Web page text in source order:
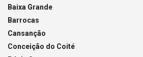
Baixa Grande
Barrocas
Cansanção
Conceição do Coité